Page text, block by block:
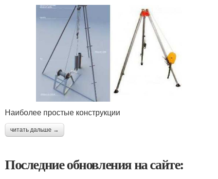
Наиболее простые конструкции
читать дальше →
Последние обновления на сайте: